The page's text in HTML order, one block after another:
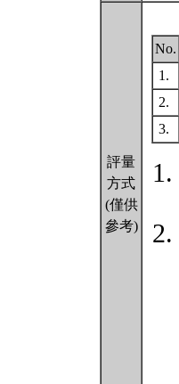
評量
方式
(僅供
參考)
No.
1.
2.
3.